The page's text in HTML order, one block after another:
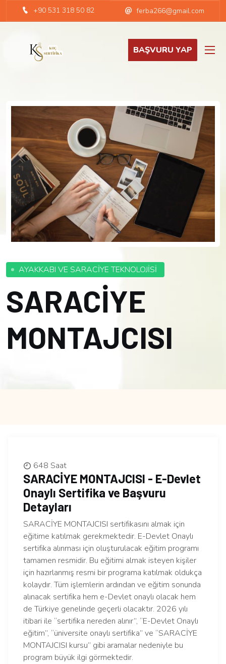
+90 531 318 50 82 ferba266@gmail.com
BAŞVURU YAP
AYAKKABI VE SARACİYE TEKNOLOJİSİ
SARACİYE
MONTAJCISI
648 Saat
SARACİYE MONTAJCISI - E-Devlet
Onaylı Sertifika ve Başvuru
Detayları
SARACİYE MONTAJCISI sertifikasını almak için
eğitime katılmak gerekmektedir. E-Devlet Onaylı
sertifika alınması için oluşturulacak eğitim programı
tamamen resmidir. Bu eğitimi almak isteyen kişiler
için hazırlanmış resmi bir programa katılmak oldukça
kolaydır. Tüm işlemlerin ardından ve eğitim sonunda
alınacak sertifika hem e-Devlet onaylı olacak hem
de Türkiye genelinde geçerli olacaktır. 2026 yılı
itibari ile “sertifika nereden alınır”, “E-Devlet Onaylı
eğitim”, “üniversite onaylı sertifika” ve “SARACİYE
MONTAJCISI kursu” gibi aramalar nedeniyle bu
program büyük ilgi görmektedir.